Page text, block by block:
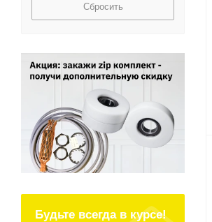
Сбросить
Будьте всегда в курсе!